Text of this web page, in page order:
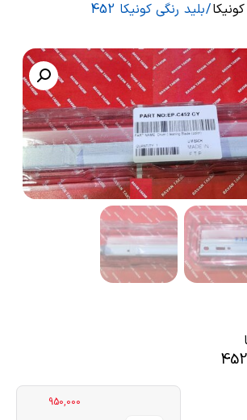
/ بلید رنگی کونیکا 452
950,000